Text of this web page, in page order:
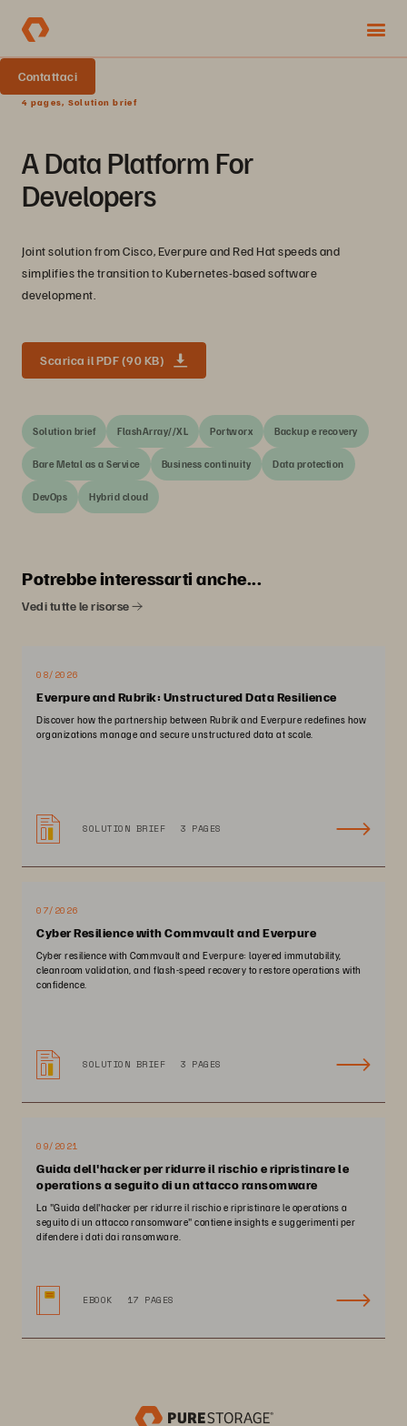
Contattaci
4 pages, Solution brief
A Data Platform For
Developers
Joint solution from Cisco, Everpure and Red Hat speeds and
simplifies the transition to Kubernetes-based software
development.
Scarica il PDF (90 KB)
Solution brief FlashArray//XL Portworx Backup e recovery
Bare Metal as a Service Business continuity Data protection
DevOps Hybrid cloud
Potrebbe interessarti anche...
Vedi tutte le risorse
08/2026
Everpure and Rubrik: Unstructured Data Resilience
Discover how the partnership between Rubrik and Everpure redefines how
organizations manage and secure unstructured data at scale.
SOLUTION BRIEF 3 PAGES
07/2026
Cyber Resilience with Commvault and Everpure
Cyber resilience with Commvault and Everpure: layered immutability,
cleanroom validation, and flash-speed recovery to restore operations with
confidence.
SOLUTION BRIEF 3 PAGES
09/2021
Guida dell'hacker per ridurre il rischio e ripristinare le
operations a seguito di un attacco ransomware
La "Guida dell'hacker per ridurre il rischio e ripristinare le operations a
seguito di un attacco ransomware" contiene insights e suggerimenti per
difendere i dati dai ransomware.
EBOOK 17 PAGES